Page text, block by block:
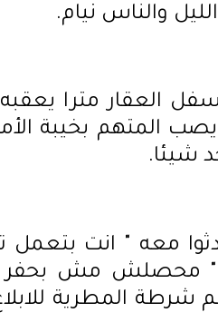
والناس نيام.
العقار مترا
المتهم بخيبة
معه " انت
" محصلش مش بحفر
شرطة المطرية